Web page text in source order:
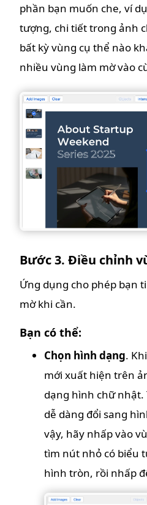
phần bạn muốn che, ví
tượng, chi tiết trong ảnh
bất kỳ vùng cụ thể nào
nhiều vùng làm mờ vào
Bước 3. Điều chỉnh
Ứng dụng cho phép bạn
mờ khi cần.
Bạn có thể:
Chọn hình dạng.
mới xuất hiện trên
dạng hình chữ nhật.
dễ dàng đổi sang
vậy, hãy nhấp vào
tìm nút nhỏ có biểu
hình tròn, rồi nhấp